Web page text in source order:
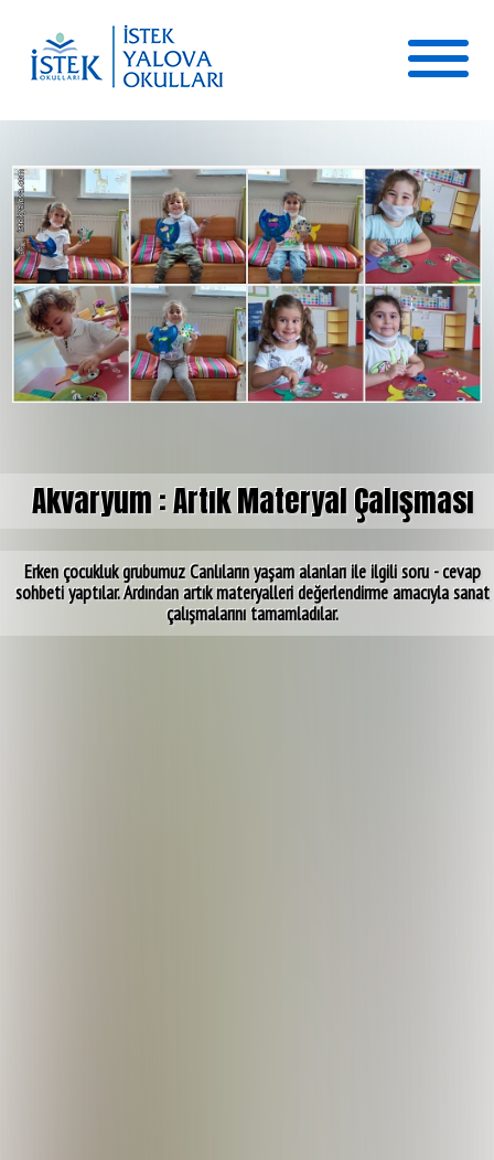
Akvaryum : Artık Materyal Çalışması
Erken çocukluk grubumuz Canlıların yaşam alanları ile ilgili soru - cevap
sohbeti yaptılar. Ardından artık materyalleri değerlendirme amacıyla sanat
çalışmalarını tamamladılar.